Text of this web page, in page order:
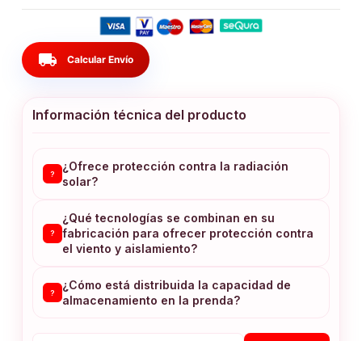
local_shipping Calcular Envío
Información técnica del producto
?
¿Ofrece protección contra la radiación
solar?
?
¿Qué tecnologías se combinan en su
fabricación para ofrecer protección contra
el viento y aislamiento?
?
¿Cómo está distribuida la capacidad de
almacenamiento en la prenda?